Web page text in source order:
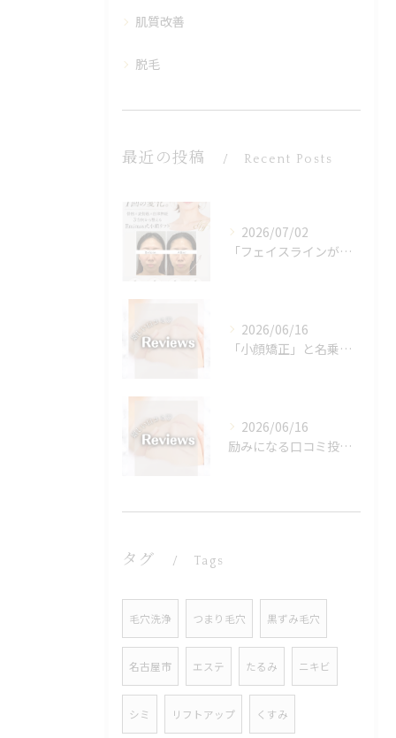
肌質改善
脱毛
最近の投稿 Recent Posts
2026/07/02
「フェイスラインがぼんやりしてきた」
2026/06/16
「小顔矯正」と名乗り出したので、名前負けしないように結果出し...
2026/06/16
励みになる口コミ投稿、本当に嬉しいです♡♡♡
タグ Tags
毛穴洗浄 つまり毛穴 黒ずみ毛穴
名古屋市 エステ たるみ ニキビ
シミ リフトアップ くすみ